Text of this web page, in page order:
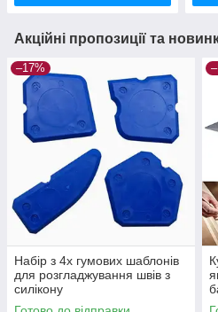
Акційні пропозиції та
–17%
Набір з 4х гумових шаблонів
для розгладжування швів з
силікону